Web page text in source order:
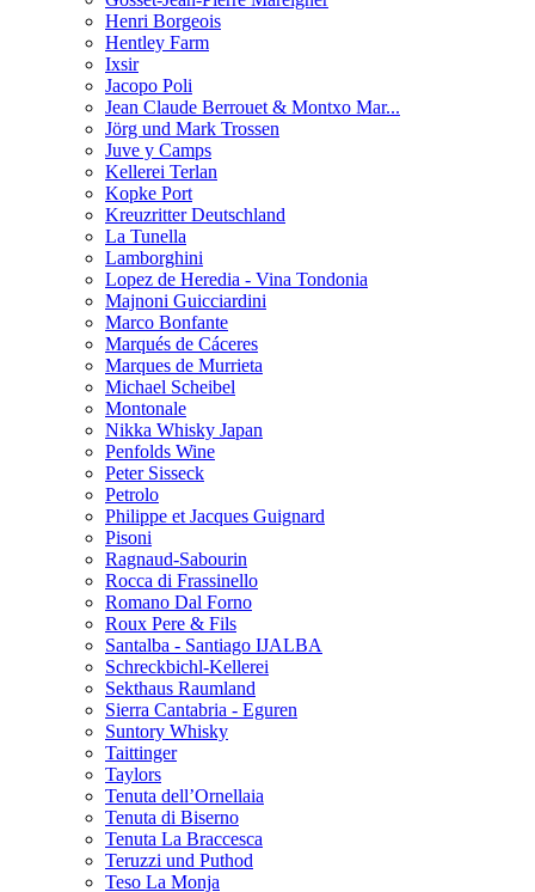
Henri Borgeois
Hentley Farm
Ixsir
Jacopo Poli
Jean Claude Berrouet & Montxo Mar...
Jörg und Mark Trossen
Juve y Camps
Kellerei Terlan
Kopke Port
Kreuzritter Deutschland
La Tunella
Lamborghini
Lopez de Heredia - Vina Tondonia
Majnoni Guicciardini
Marco Bonfante
Marqués de Cáceres
Marques de Murrieta
Michael Scheibel
Montonale
Nikka Whisky Japan
Penfolds Wine
Peter Sisseck
Petrolo
Philippe et Jacques Guignard
Pisoni
Ragnaud-Sabourin
Rocca di Frassinello
Romano Dal Forno
Roux Pere & Fils
Santalba - Santiago IJALBA
Schreckbichl-Kellerei
Sekthaus Raumland
Sierra Cantabria - Eguren
Suntory Whisky
Taittinger
Taylors
Tenuta dell’Ornellaia
Tenuta di Biserno
Tenuta La Braccesca
Teruzzi und Puthod
Teso La Monja